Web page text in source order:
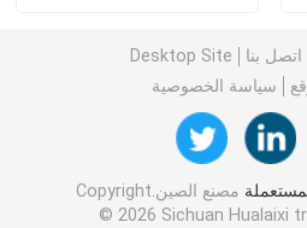
اتصل بنا
Desktop Site
سياسة الخصوصية
مصنع الصين.Copyright
© 2026 Sichuan Hualaixi